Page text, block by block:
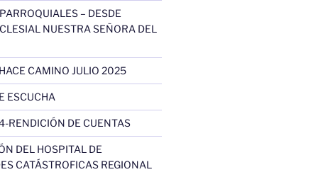
– DESDE
NUESTRA SEÑORA DEL
CAMINO JULIO 2025
ESCUCHA
RENDICIÓN DE CUENTAS
DEL HOSPITAL DE
CATÁSTROFICAS REGIONAL